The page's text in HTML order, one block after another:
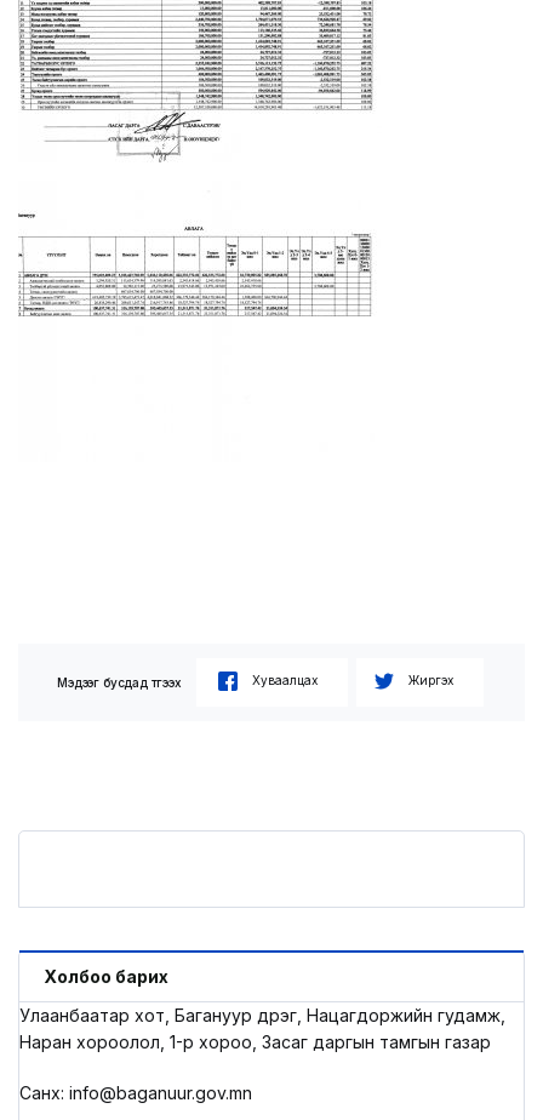
Мэдээг бусдад түгээх Хуваалцах Жиргэх
Холбоо барих
Улаанбаатар хот, Багануур дүүрэг, Нацагдоржийн гудамж,
Наран хороолол, 1-р хороо, Засаг даргын тамгын газар
Санхүү: info@baganuur.gov.mn